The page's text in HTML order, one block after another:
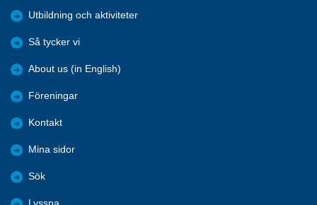
Utbildning och aktiviteter
Så tycker vi
About us (in English)
Föreningar
Kontakt
Mina sidor
Sök